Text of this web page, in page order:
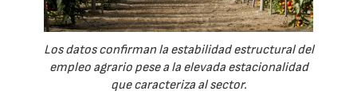
Los datos confirman la estabilidad estructural del
empleo agrario pese a la elevada estacionalidad
que caracteriza al sector.